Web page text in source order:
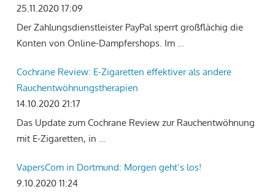
25.11.2020 17:09
Der Zahlungsdienstleister PayPal sperrt großflächig die
Konten von Online-Dampfershops. Im …
Cochrane Review: E-Zigaretten effektiver als andere
Rauchentwöhnungstherapien
14.10.2020 21:17
Das Update zum Cochrane Review zur Rauchentwöhnung
mit E-Zigaretten, in …
VapersCom in Dortmund: Morgen geht‘s los!
9.10.2020 11:24